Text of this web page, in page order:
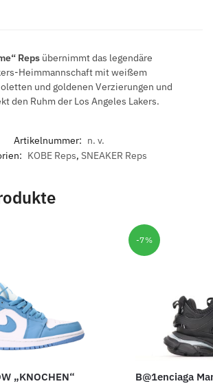
Reps übernimmt das legendäre
Heimmannschaft mit weißem
und goldenen Verzierungen und
den Ruhm der Los Angeles Lakers.
Artikelnummer: n. v.
KOBE Reps, SNEAKER Reps
„KNOCHEN“
-7%
B@1enciaga